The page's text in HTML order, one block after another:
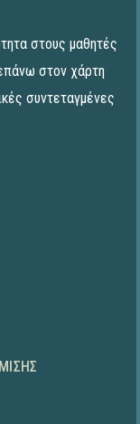
στους μαθητές
στον χάρτη
συντεταγμένες